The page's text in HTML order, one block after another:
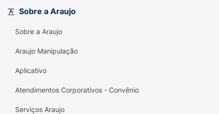
Sobre a Araujo
Sobre a Araujo
Araujo Manipulação
Aplicativo
Atendimentos Corporativos - Convênio
Serviços Araujo